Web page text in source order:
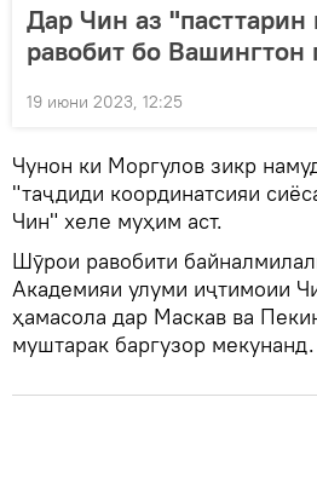
Дар Чин аз "пасттарин
равобит бо Вашингтон
19 июни 2023, 12:25
Чунон ки Моргулов зикр
"таҷдиди координатсияи
Чин" хеле муҳим аст.
Шӯрои равобити
Академияи улуми иҷтимоии
ҳамасола дар Маскав ва
муштарак баргузор мекунанд.